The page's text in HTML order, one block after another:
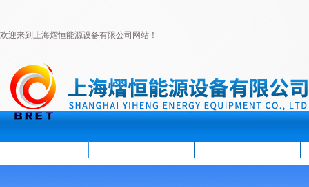
欢迎来到上海熠恒能源设备有限公司网站！